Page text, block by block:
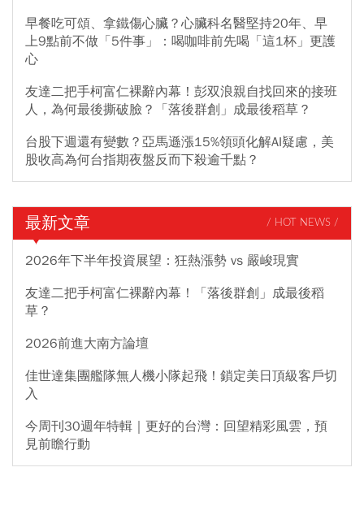
早餐吃可頌、拿鐵傷心臟？心臟科名醫堅持20年、早
上9點前不做「5件事」：喝咖啡前先喝「這1杯」更護
心
友達二把手柯富仁裸辭內幕！彭双浪親自找回來的接班
人，為何最後撕破臉？「落後群創」成最後稻草？
台股下週還有變數？亞馬遜漲15%領頭化解AI疑慮，美
股收高為何台指期夜盤反而下殺逾千點？
最新文章 / HOT NEWS /
2026年下半年投資展望：狂熱漲勢 vs 嚴峻現實
友達二把手柯富仁裸辭內幕！「落後群創」成最後稻
草？
2026前進大南方論壇
佳世達集團艦隊無人機小隊起飛！鎖定美日頂級客戶切
入
今周刊30週年特輯｜更好的台灣：回望精彩風雲，預
見前瞻行動